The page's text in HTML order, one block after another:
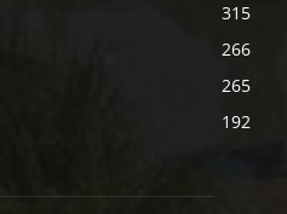
315
266
265
192